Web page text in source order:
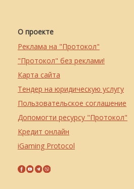
О проекте
Реклама на "Протокол"
"Протокол" без реклами!
Карта сайта
Тендер на юридическую услугу
Пользовательское соглашение
Допомогти ресурсу "Протокол"
Кредит онлайн
iGaming Protocol